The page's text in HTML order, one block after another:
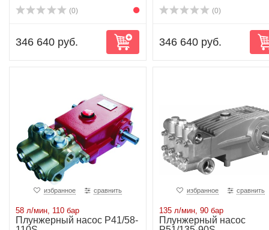
(0)
346 640 руб.
(0)
346 640 руб.
избранное сравнить
58 л/мин, 110 бар
Плунжерный насос P41/58-
избранное сравнить
135 л/мин, 90 бар
Плунжерный насос